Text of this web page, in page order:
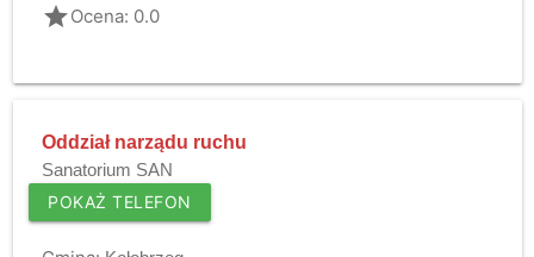
gradeOcena: 0.0
Oddział narządu ruchu
Sanatorium SAN
POKAŻ TELEFON